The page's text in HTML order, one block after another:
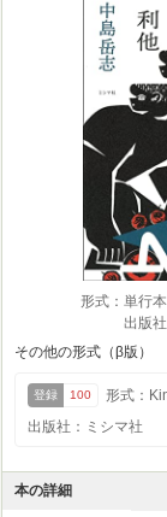
形式：単行
出版
その他の形式（β版）
登録 100
形式：
出版社：ミシマ社
本の詳細